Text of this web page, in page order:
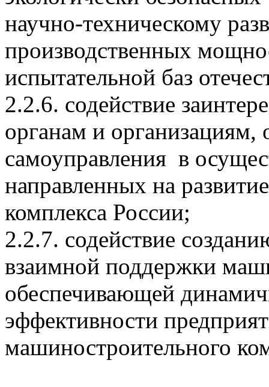
научно-техническому
производственных
испытательной баз
2.2.6. содействие
органам и организациям,
самоуправления в
направленных на
комплекса России;
2.2.7. содействие
взаимной поддержки
обеспечивающей
эффективности
машиностроительного